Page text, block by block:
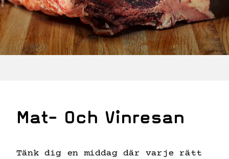
Mat- Och Vinresan
Tänk dig en middag där varje rätt